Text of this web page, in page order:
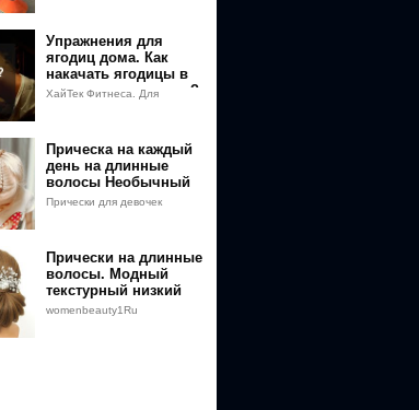
Упражнения для
ягодиц дома. Как
накачать ягодицы в
домашних условиях?
ХайТек Фитнеса. Для
Прическа на каждый
день на длинные
волосы Необычный
дракончик
Прически для девочек
Прически на длинные
волосы. Модный
текстурный низкий
пучок.
womenbeauty1Ru